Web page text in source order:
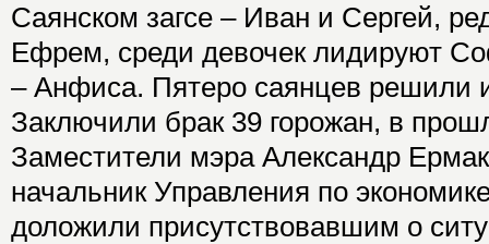
Саянском загсе – Иван и Сергей,
Ефрем, среди девочек лидируют
– Анфиса. Пятеро саянцев решили
Заключили брак 39 горожан, в
Заместители мэра Александр
начальник Управления по
доложили присутствовавшим о